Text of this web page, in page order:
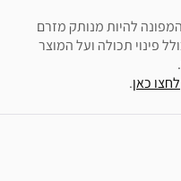
לחצו כאן.